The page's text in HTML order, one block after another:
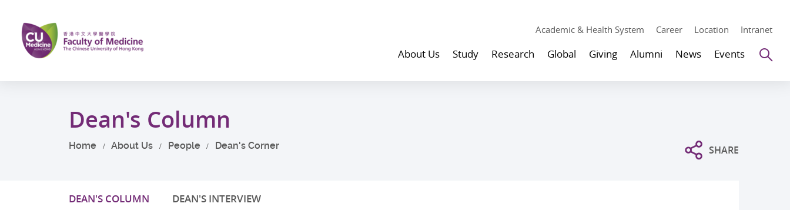
main
content
Academic & Health System Career Location Intranet
About Us Study Research Global Giving Alumni News Events
Dean's Column
Home About Us People Dean's Corner SHARE
DEAN'S COLUMN DEAN'S INTERVIEW